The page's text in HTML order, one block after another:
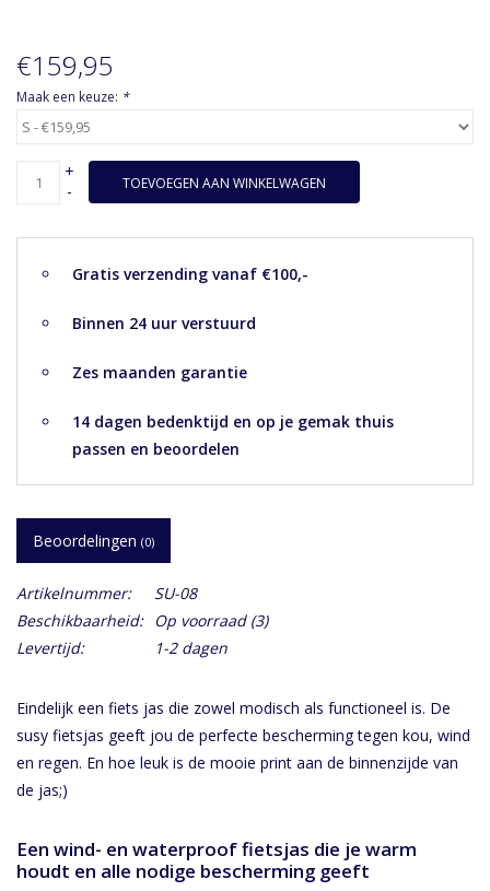
€159,95
Maak een keuze: *
+
-
TOEVOEGEN AAN WINKELWAGEN
Gratis verzending vanaf €100,-
Binnen 24 uur verstuurd
Zes maanden garantie
14 dagen bedenktijd en op je gemak thuis
passen en beoordelen
Beoordelingen (0)
Artikelnummer:
SU-08
Beschikbaarheid: Op voorraad(3)
Levertijd:
1-2 dagen
Eindelijk een fiets jas die zowel modisch als functioneel is. De
susy fietsjas geeft jou de perfecte bescherming tegen kou, wind
en regen. En hoe leuk is de mooie print aan de binnenzijde van
de jas;)
Een wind- en waterproof fietsjas die je warm
houdt en alle nodige bescherming geeft